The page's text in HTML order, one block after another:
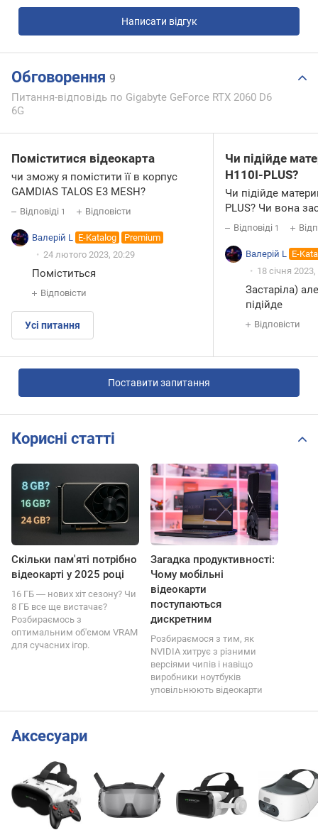
Написати відгук
Обговорення 9
Питання-відповідь по Gigabyte GeForce RTX 2060 D6
6G
Поміститися відеокарта
чи зможу я помістити її в корпус
GAMDIAS TALOS E3 MESH?
Відповіді 1 Відповісти
Валерій L E-Katalog
Premium
24 лютого 2023, 20:29
Поміститься
Відповісти
Усі питання
Чи підійде
H110I-PLUS?
Чи підійде
PLUS? Чи вона
Відповіді 1
Валерій L
E-
18 січня
Застаріла)
підійде
Відповісти
Поставити запитання
Корисні статті
Скільки пам'яті потрібно
відеокарті у 2025 році
16 ГБ ― нових хіт сезону? Чи
8 ГБ все ще вистачає?
Розбираємось з
оптимальним об'ємом VRAM
для сучасних ігор.
Загадка продуктивності:
Чому мобільні
відеокарти
поступаються
дискретним
Розбираємося з тим, як
NVIDIA хитрує з різними
версіями чипів і навіщо
виробники ноутбуків
уповільнюють відеокарти
Аксесуари